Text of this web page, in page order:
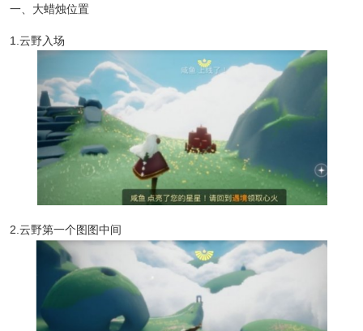
一、大蜡烛位置
1.云野入场
2.云野第一个图图中间